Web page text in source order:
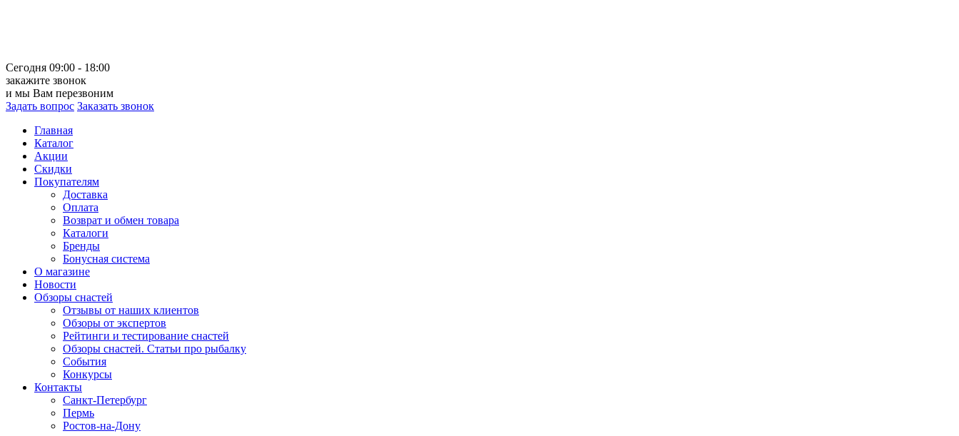
Сегодня 09:00 - 18:00
закажите звонок
и мы Вам перезвоним
Задать вопрос Заказать звонок
Главная
Каталог
Акции
Скидки
Покупателям
Доставка
Оплата
Возврат и обмен товара
Каталоги
Бренды
Бонусная система
О магазине
Новости
Обзоры снастей
Отзывы от наших клиентов
Обзоры от экспертов
Рейтинги и тестирование снастей
Обзоры снастей. Статьи про рыбалку
События
Конкурсы
Контакты
Санкт-Петербург
Пермь
Ростов-на-Дону